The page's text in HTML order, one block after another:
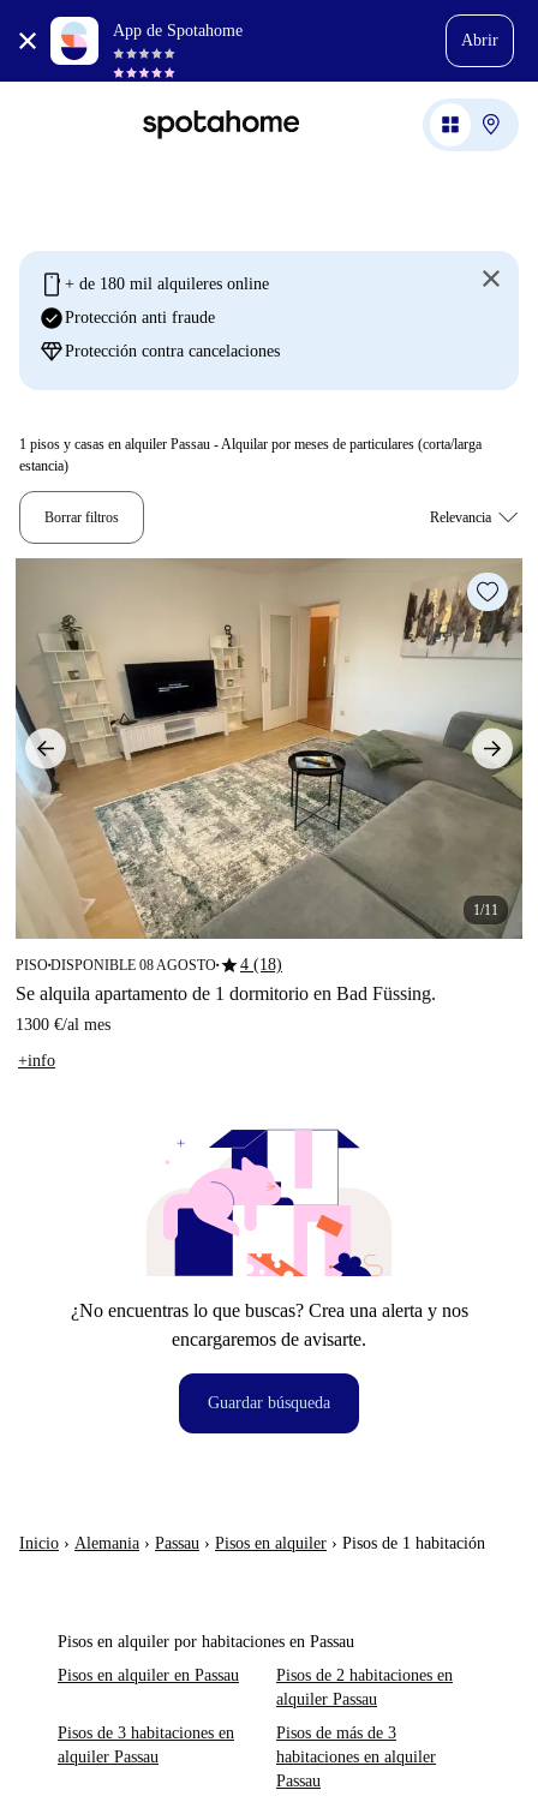
App de Spotahome
Abrir
mobile + de 180 mil alquileres online
check_circleProtección anti fraude
diamondProtección contra cancelaciones
1 pisos y casas en alquiler Passau - Alquilar por meses de particulares (corta/larga
estancia)
Borrar filtros
1/11
PISO■DISPONIBLE 08 AGOSTO■star4 (18)
Se alquila apartamento de 1 dormitorio en Bad Füssing.
1300 €/al mes
+info
¿No encuentras lo que buscas? Crea una alerta y nos
encargaremos de avisarte.
Guardar búsqueda
Inicio › Alemania › Passau › Pisos en alquiler › Pisos de 1 habitación
Pisos en alquiler por habitaciones en Passau
Pisos en alquiler en Passau
Pisos de 2 habitaciones en
alquiler Passau
Pisos de 3 habitaciones en
alquiler Passau
Pisos de más de 3
habitaciones en alquiler
Passau